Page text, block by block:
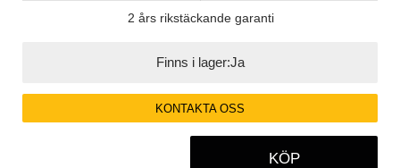
2 års rikstäckande garanti
Finns i lager:Ja
KONTAKTA OSS
KÖP